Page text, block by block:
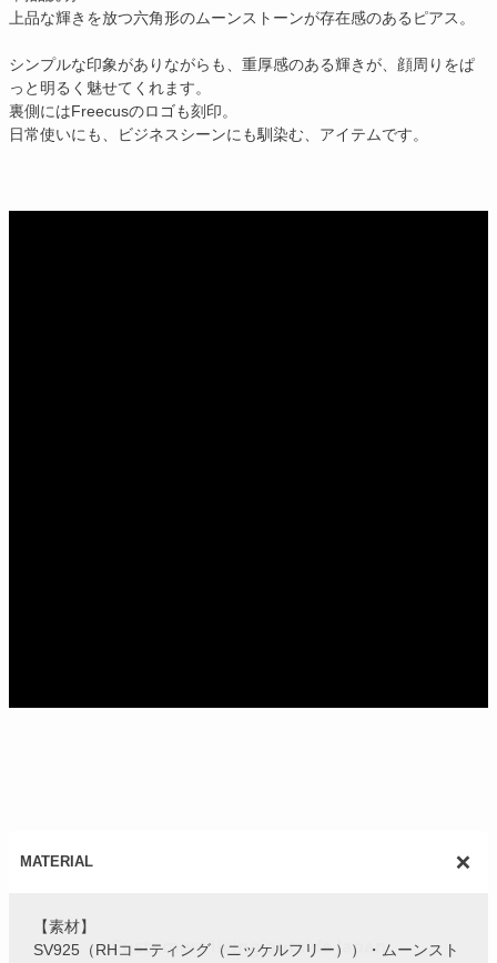
上品な輝きを放つ六角形のムーンストーンが存在感のあるピアス。
シンプルな印象がありながらも、重厚感のある輝きが、顔周りをぱ
っと明るく魅せてくれます。
裏側にはFreecusのロゴも刻印。
日常使いにも、ビジネスシーンにも馴染む、アイテムです。
MATERIAL
【素材】
SV925（RHコーティング（ニッケルフリー））・ムーンスト